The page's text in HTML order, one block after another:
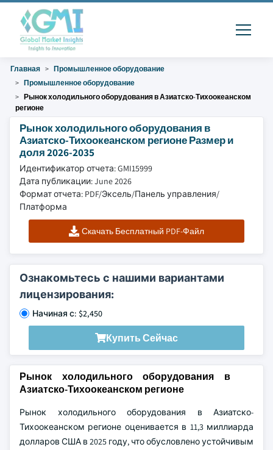
Главная
Промышленное оборудование
Промышленное оборудование
Рынок холодильного оборудования в Азиатско-Тихоокеанском
регионе
Рынок холодильного оборудования в
Азиатско-Тихоокеанском регионе Размер и
доля 2026-2035
Идентификатор отчета: GMI15999
Дата публикации: June 2026
Формат отчета: PDF/Эксель/Панель управления/
Платформа
Скачать Бесплатный PDF-Файл
Ознакомьтесь с нашими вариантами
лицензирования:
Начиная с: $2,450
Купить Сейчас
Рынок холодильного оборудования в
Азиатско-Тихоокеанском регионе
Рынок холодильного оборудования в Азиатско-
Тихоокеанском регионе оценивается в 11,3 миллиарда
долларов США в 2025 году, что обусловлено устойчивым